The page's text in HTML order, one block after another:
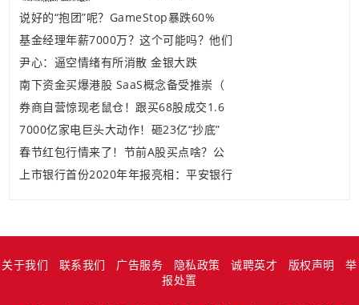
说好的“抱团”呢？GameStop暴跌60%
基金经理年薪7000万？这个可能吗？他们
尹心：逼空情绪有所消散 金银大跌
南下资金买爆港股 SaaS概念备受推崇（
券商自营惊现老鼠仓！跟买68股成交1.6
7000亿家电巨头大动作！砸23亿“抄底”
春节红包行情来了！节前A股买点啥？公
上市银行首份2020年年报亮相：平安银行
关于我们 联系我们 广告服务 隐私政策 诚聘英才 版权声明
举
报处置